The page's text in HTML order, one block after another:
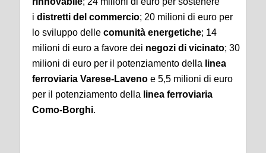
i distretti del commercio; 20 milioni di euro per
lo sviluppo delle comunità energetiche; 14
milioni di euro a favore dei negozi di vicinato; 30
milioni di euro per il potenziamento della linea
ferroviaria Varese-Laveno e 5,5 milioni di euro
per il potenziamento della linea ferroviaria
Como-Borghi.